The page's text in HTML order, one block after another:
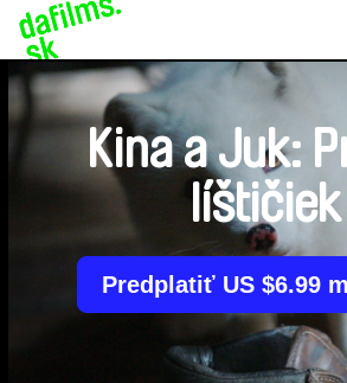
Kina a Juk:
líštičiek
Predplatiť US $6.99